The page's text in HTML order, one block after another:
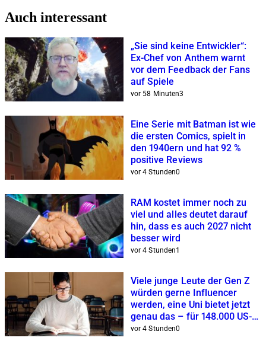
Auch interessant
„Sie sind keine Entwickler“:
Ex-Chef von Anthem warnt
vor dem Feedback der Fans
auf Spiele
vor 58 Minuten3
Eine Serie mit Batman ist wie
die ersten Comics, spielt in
den 1940ern und hat 92 %
positive Reviews
vor 4 Stunden0
RAM kostet immer noch zu
viel und alles deutet darauf
hin, dass es auch 2027 nicht
besser wird
vor 4 Stunden1
Viele junge Leute der Gen Z
würden gerne Influencer
werden, eine Uni bietet jetzt
genau das – für 148.000 US-
Dollar
vor 4 Stunden0